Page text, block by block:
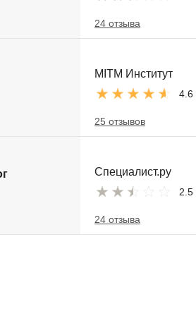
24 отзыва
MITM Институт
4.6
25 отзывов
Специалист.ру
2.5
24 отзыва